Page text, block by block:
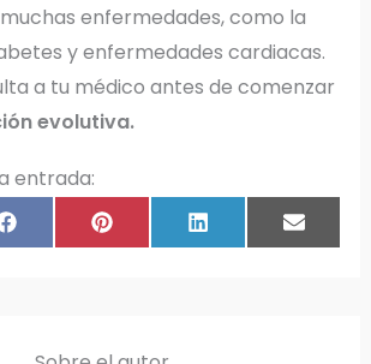
enfermedades, como la
y enfermedades cardiacas.
a tu médico antes de comenzar
evolutiva.
entrada:
COMPARTIR
F
C
COMPARTIR
P
N
COMPARTIR
EN
L
N
E
A